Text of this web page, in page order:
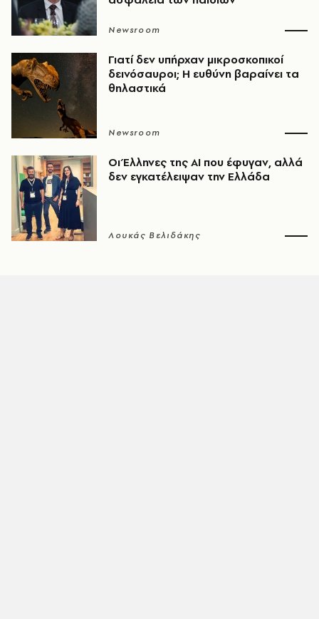
Newsroom
Γιατί δεν υπήρχαν μικροσκοπικοί
δεινόσαυροι; Η ευθύνη βαραίνει τα
θηλαστικά
Newsroom
Οι Έλληνες της ΑΙ που έφυγαν, αλλά
δεν εγκατέλειψαν την Ελλάδα
Λουκάς Βελιδάκης